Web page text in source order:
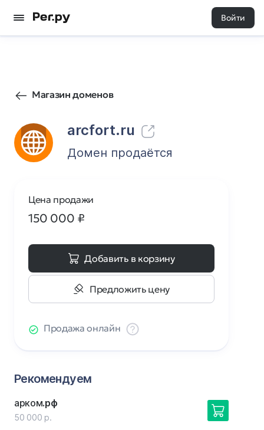
Войти
Магазин доменов
arcfort.ru
66 0
Домен продаётся
Цена продажи
150 000 ₽
Добавить в корзину
Предложить цену
Продажа онлайн
Рекомендуем
арком.рф
50 000 р.